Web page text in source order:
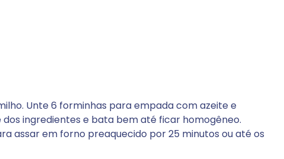
Unte 6 forminhas para empada com azeite e
ingredientes e bata bem até ficar homogêneo.
assar em forno preaquecido por 25 minutos ou até os